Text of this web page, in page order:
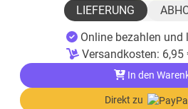
LIEFERUNG
Online bezahlen und
Versandkosten: 6,95
In den
Direkt zu